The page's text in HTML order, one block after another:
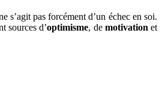
s’agit pas forcément d’un échec en soi.
sources d’optimisme, de motivation et